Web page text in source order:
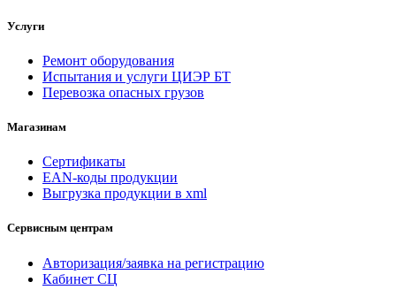
Услуги
Ремонт оборудования
Испытания и услуги ЦИЭР БТ
Перевозка опасных грузов
Магазинам
Сертификаты
EAN-коды продукции
Выгрузка продукции в xml
Сервисным центрам
Авторизация/заявка на регистрацию
Кабинет СЦ